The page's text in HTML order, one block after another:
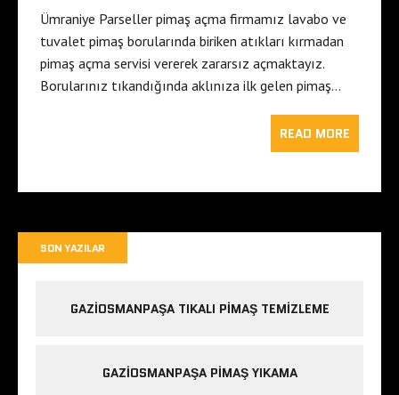
Ümraniye Parseller pimaş açma firmamız lavabo ve
tuvalet pimaş borularında biriken atıkları kırmadan
pimaş açma servisi vererek zararsız açmaktayız.
Borularınız tıkandığında aklınıza ilk gelen pimaş…
READ MORE
SON YAZILAR
GAZIOSMANPAŞA TIKALI PIMAŞ TEMIZLEME
GAZIOSMANPAŞA PIMAŞ YIKAMA